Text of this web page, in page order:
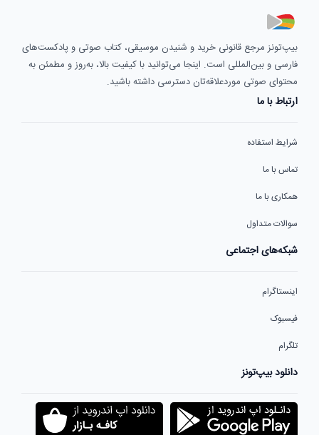
بیپ‌تونز مرجع قانونی خرید و شنیدن موسیقی، کتاب صوتی و پادکست‌های
فارسی و بین‌المللی است. اینجا می‌توانید با کیفیت بالا، به‌روز و مطمئن به
محتوای صوتی موردعلاقه‌تان دسترسی داشته باشید.
ارتباط با ما
شرایط استفاده
تماس با ما
همکاری با ما
سوالات متداول
شبکه‌های اجتماعی
اینستاگرام
فیسبوک
تلگرام
دانلود بیپ‌تونز